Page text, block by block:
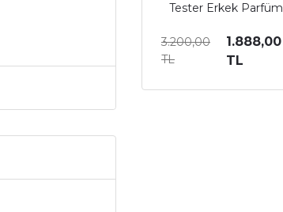
Tester Erkek Parfüm
3.200,00
TL
1.888,00
TL